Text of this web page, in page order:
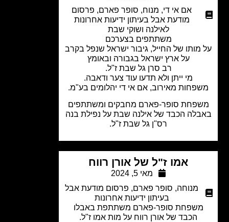
אם אי די,מנוח,סופר פארם,פרסום
מודעת אבל בעיתון ידיעות אחרונות
לאילנה ושוקי שבת
משתתפים בצערכם
של החייל, גיבור ישראל שנפל בקרב
על ארץ ישראל בגבורה ובאומץ
רב סרן גל שבת ז"ל.
מי ייתן ולא תדעו עוד צער ודאבה.
מאירוב, אם אי די יהלומים בע"מ.
סופר-פארם מחבקים ומשתתפים
הכבד של אילנה שבת על נפילת בנה
רס"ן גל שבת ז"ל.
אמו ז"ל של אורן רווח
מאי 5, 2024
מנוחה
סופר פארם,פרסום מודעת אבל
בעיתון ידיעות אחרונות
סופר-פארם משתתפת באבלו
הכבד של אורן רווחעל מות אמו ז"ל.